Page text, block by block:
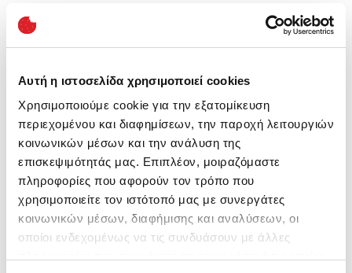
Αυτή η ιστοσελίδα χρησιμοποιεί cookies
Χρησιμοποιούμε cookie για την εξατομίκευση
περιεχομένου και διαφημίσεων, την παροχή λειτουργιών
κοινωνικών μέσων και την ανάλυση της
επισκεψιμότητάς μας. Επιπλέον, μοιραζόμαστε
πληροφορίες που αφορούν τον τρόπο που
χρησιμοποιείτε τον ιστότοπό μας με συνεργάτες
κοινωνικών μέσων, διαφήμισης και αναλύσεων, οι
οποίοι ενδεχομένως να τις συνδυάσουν με άλλες
Insights
86% των ιατρείων συμφωνεί ότι ένα ιδιωτικό
τηλεοπτικό κανάλι ψηφιακής σήμανσης μειώνει τον
αντιλαμβανόμενο χρόνο αναμονής, καθώς οι
ασθενείς βρίσκουν πολύ ενδιαφέρον το
περιεχόμενο
Το 75% από όσους παρακολουθούν τις οθόνες
ψηφιακής σήμανσης στο νοσοκομείο, μπορεί να
θυμηθεί τουλάχιστον ένα μήνυμα
Οι πάροχοι υπηρεσιών υγείας που χρησιμοποιούν
την ψηφιακή σήμανση, παρατηρούν συχνά αύξηση
τζίρου μεταξύ 15% και 150%